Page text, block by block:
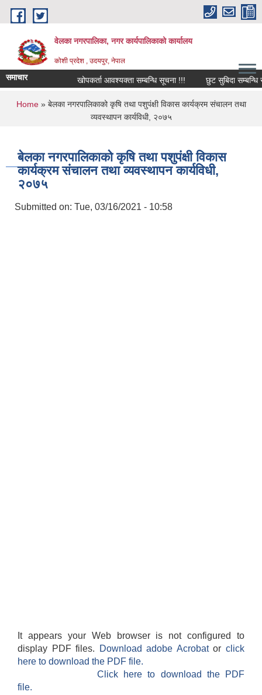
Skip to main content
वेलका नगरपालिका, नगर कार्यपालिकाको कार्यालय
कोशी प्रदेश , उदयपुर, नेपाल
समाचार खोपकर्ता आवश्यक्ता सम्बन्धि सूचना !!! छुट सुबिदा सम्बन्धि
You are here
Home» बेलका नगरपालिकाको कृषि तथा पशुपंक्षी विकास कार्यक्रम संचालन तथा
व्यवस्थापन कार्यविधी, २०७५
बेलका नगरपालिकाको कृषि तथा पशुपंक्षी विकास
कार्यक्रम संचालन तथा व्यवस्थापन कार्यविधी,
२०७५
Submitted on: Tue, 03/16/2021 - 10:58
It appears your Web browser is not configured to
display PDF files.
Download adobe Acrobatorclick
here to download the PDF file.
Click here to download the PDF
file.